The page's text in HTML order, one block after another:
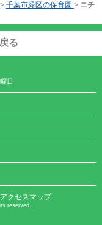
> 千葉市緑区の保育園 > ニチ
る
日
アクセスマップ
reserved.